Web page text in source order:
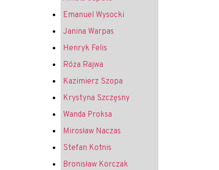
Emanuel Wysocki
Janina Warpas
Henryk Felis
Róża Rajwa
Kazimierz Szopa
Krystyna Szczęsny
Wanda Proksa
Mirosław Naczas
Stefan Kotnis
Bronisław Korczak